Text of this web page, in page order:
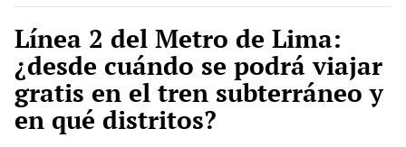
Línea 2 del Metro de Lima:
¿desde cuándo se podrá viajar
gratis en el tren subterráneo y
en qué distritos?